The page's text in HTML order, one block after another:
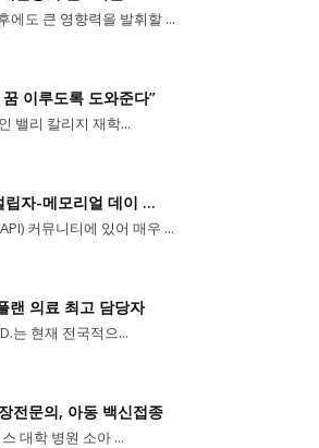
에도 큰 영향력을 발휘할 ...
이루도록 도와준다”
밸리 칼리지 재학...
자-메모리얼 데이 ...
커뮤니티에 있어 매우 ...
랜 의료 최고 담당자
는 현재 전국적으...
전문의, 아동 백신접종
대학 병원 소아 ...